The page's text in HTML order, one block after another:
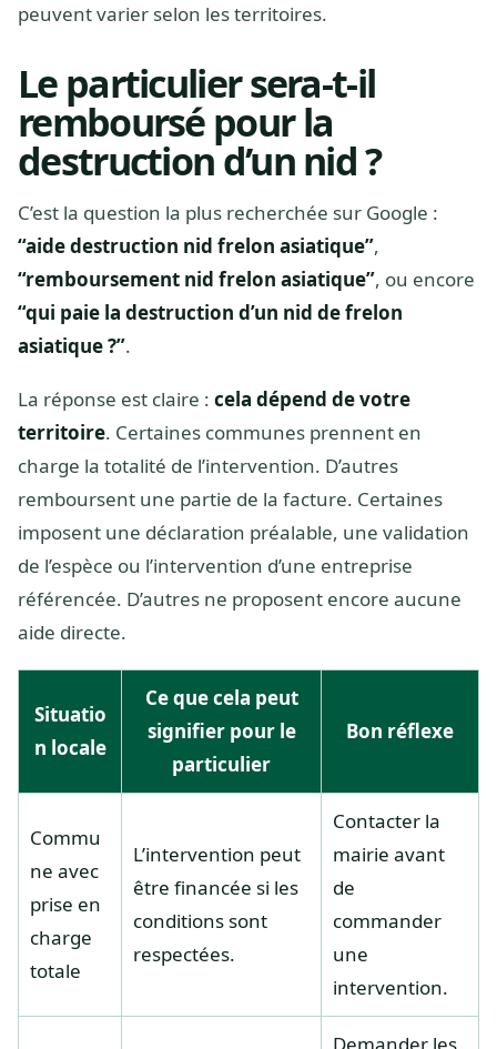
peuvent varier selon les territoires.
Le particulier sera-t-il
remboursé pour la
destruction d’un nid ?
C’est la question la plus recherchée sur Google :
“aide destruction nid frelon asiatique”,
“remboursement nid frelon asiatique”, ou encore
“qui paie la destruction d’un nid de frelon
asiatique ?”.
La réponse est claire : cela dépend de votre
territoire. Certaines communes prennent en
charge la totalité de l’intervention. D’autres
remboursent une partie de la facture. Certaines
imposent une déclaration préalable, une validation
de l’espèce ou l’intervention d’une entreprise
référencée. D’autres ne proposent encore aucune
aide directe.
Situatio
n locale
Ce que cela peut
signifier pour le
particulier
Bon réflexe
Commu
ne avec
prise en
charge
totale
L’intervention peut
être financée si les
conditions sont
respectées.
Contacter la
mairie avant
de
commander
une
intervention.